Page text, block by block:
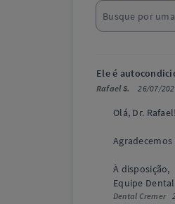
Ele é
Rafael S. 26/07/
Olá, Dr. Rafael!
À disposição,
Equipe
Dental Cremer